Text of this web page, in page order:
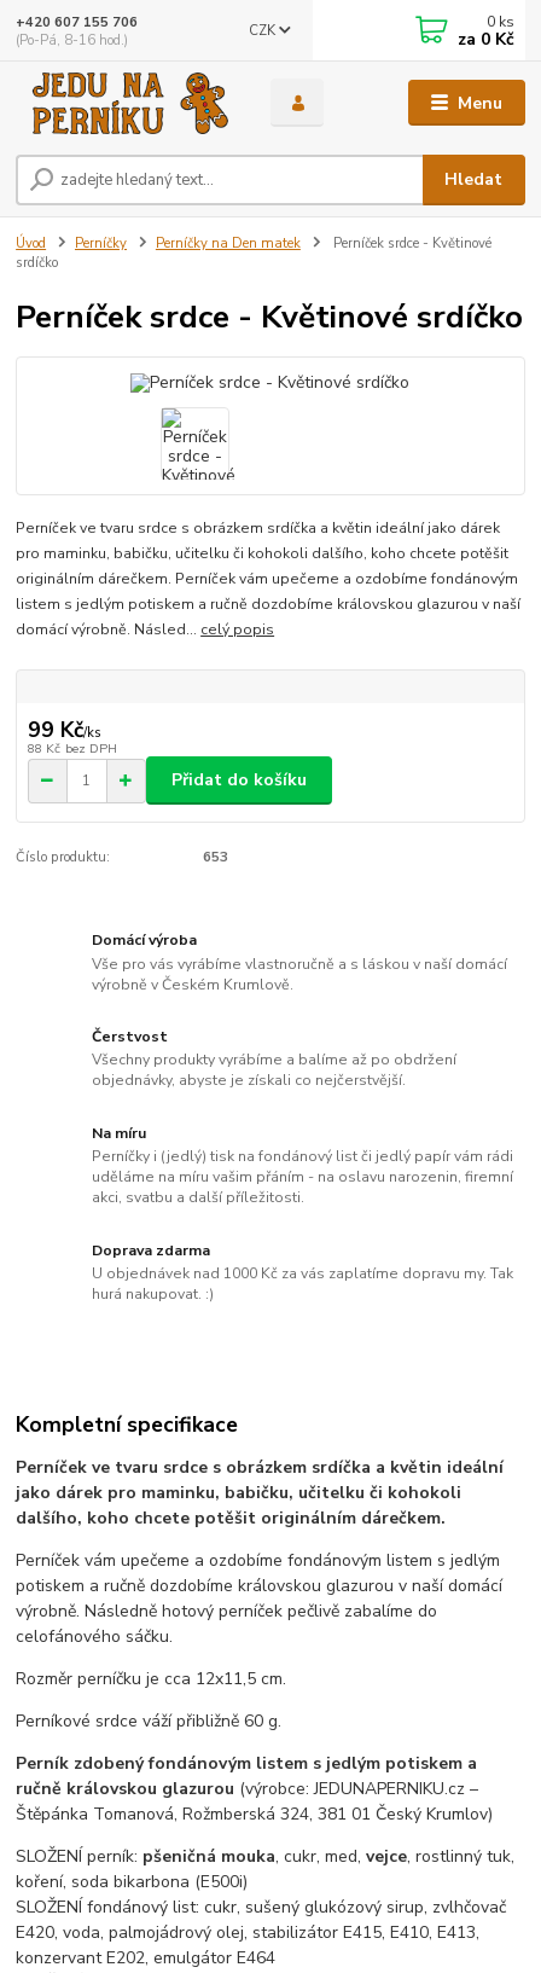
Menu
CZK
Hledat
+420 607 155 706
(Po-Pá, 8-16 hod.)
0 ks
za 0 Kč
Úvod Perníčky Perníčky na Den matek
Perníček srdce - Květinové
srdíčko
Perníček srdce - Květinové srdíčko
Perníček ve tvaru srdce s obrázkem srdíčka a květin ideální jako dárek
pro maminku, babičku, učitelku či kohokoli dalšího, koho chcete potěšit
originálním dárečkem. Perníček vám upečeme a ozdobíme fondánovým
listem s jedlým potiskem a ručně dozdobíme královskou glazurou v naší
domácí výrobně. Násled... celý popis
99 Kč/ks
88 Kč bez DPH
Přidat do košíku
Číslo produktu: 653
Domácí výroba
Vše pro vás vyrábíme vlastnoručně a s láskou v naší domácí
výrobně v Českém Krumlově.
Čerstvost
Všechny produkty vyrábíme a balíme až po obdržení
objednávky, abyste je získali co nejčerstvější.
Na míru
Perníčky i (jedlý) tisk na fondánový list či jedlý papír vám rádi
uděláme na míru vašim přáním - na oslavu narozenin, firemní
akci, svatbu a další příležitosti.
Doprava zdarma
U objednávek nad 1000 Kč za vás zaplatíme dopravu my. Tak
hurá nakupovat. :)
Kompletní specifikace
Perníček ve tvaru srdce s obrázkem srdíčka a květin ideální
jako dárek pro maminku, babičku, učitelku či kohokoli
dalšího, koho chcete potěšit originálním dárečkem.
Perníček vám upečeme a ozdobíme fondánovým listem s jedlým
potiskem a ručně dozdobíme královskou glazurou v naší domácí
výrobně. Následně hotový perníček pečlivě zabalíme do
celofánového sáčku.
Rozměr perníčku je cca 12x11,5 cm.
Perníkové srdce váží přibližně 60 g.
Perník zdobený fondánovým listem s jedlým potiskem a
ručně královskou glazurou (výrobce: JEDUNAPERNIKU.cz –
Štěpánka Tomanová, Rožmberská 324, 381 01 Český Krumlov)
SLOŽENÍ perník: pšeničná mouka, cukr, med,vejce, rostlinný tuk,
koření, soda bikarbona (E500i)
SLOŽENÍ fondánový list: cukr, sušený glukózový sirup, zvlhčovač
E420, voda, palmojádrový olej, stabilizátor E415, E410, E413,
konzervant E202, emulgátor E464